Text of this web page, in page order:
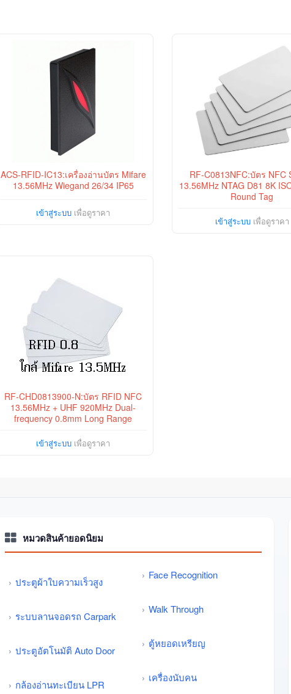
ACS-RFID-IC13:เครื่องอ่านบัตร Mifare
13.56MHz Wiegand 26/34 IP65
เข้าสู่ระบบ เพื่อดูราคา
RF-C0813NFC:บัตร NFC
13.56MHz NTAG D81 8K
Round Tag
เข้าสู่ระบบเพื่อดูราคา
RF-CHD0813900-N:บัตร RFID NFC
13.56MHz + UHF 920MHz Dual-
frequency 0.8mm Long Range
เข้าสู่ระบบ เพื่อดูราคา
หมวดสินค้ายอดนิยม
ประตูผ้าใบความเร็วสูง
ระบบลานจอดรถ Carpark
ประตูอัตโนมัติ Auto Door
กล้องอ่านทะเบียน LPR
Face Recognition
Walk Through
ตู้หยอดเหรียญ
เครื่องนับคน